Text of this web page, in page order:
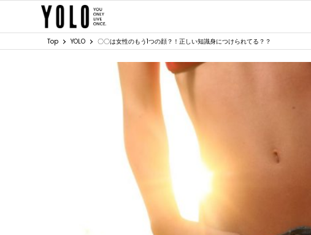
Top YOLO 〇〇は女性のもう1つの顔？！正しい知識身につけられてる？？